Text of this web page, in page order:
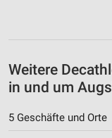
Weitere
in und um
5 Geschäfte und Orte